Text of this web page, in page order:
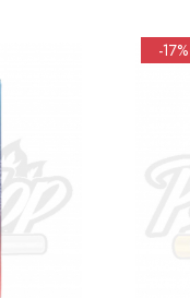
-17%